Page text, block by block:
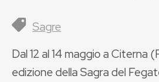
Sagre
Dal 12 al 14 maggio a Citerna
edizione della Sagra del